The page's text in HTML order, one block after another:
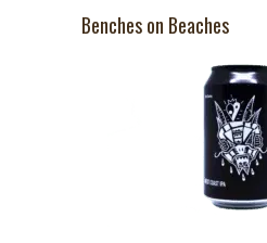
Benches on Beaches